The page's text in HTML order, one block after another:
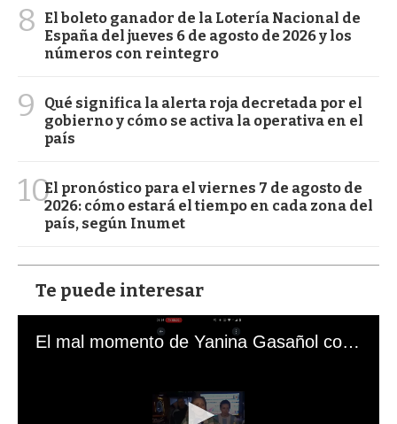
8
El boleto ganador de la Lotería Nacional de
España del jueves 6 de agosto de 2026 y los
números con reintegro
9
Qué significa la alerta roja decretada por el
gobierno y cómo se activa la operativa en el
país
10El pronóstico para el viernes 7 de agosto de
2026: cómo estará el tiempo en cada zona del
país, según Inumet
Te puede interesar
El mal momento de Yanina Gasañol con un hincha argentino en "Subrayado"